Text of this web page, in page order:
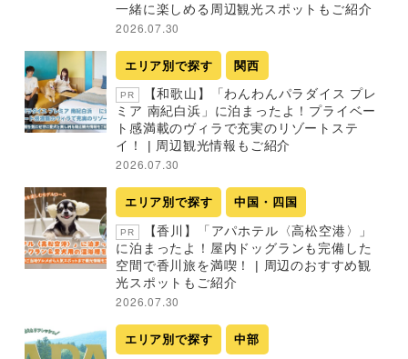
一緒に楽しめる周辺観光スポットもご紹介
2026.07.30
エリア別で探す 関西
PR
【和歌山】「わんわんパラダイス プレ
ミア 南紀白浜」に泊まったよ！プライベー
ト感満載のヴィラで充実のリゾートステ
イ！ | 周辺観光情報もご紹介
2026.07.30
エリア別で探す 中国・四国
PR
【香川】「アパホテル〈高松空港〉」
に泊まったよ！屋内ドッグランも完備した
空間で香川旅を満喫！ | 周辺のおすすめ観
光スポットもご紹介
2026.07.30
エリア別で探す 中部